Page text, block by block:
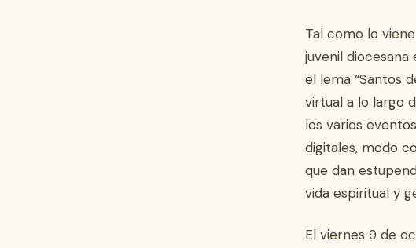
Tal como lo
juvenil
el lema “Santos
virtual a lo largo
los varios
digitales, modo
que dan
vida espiritual y
El viernes 9 de